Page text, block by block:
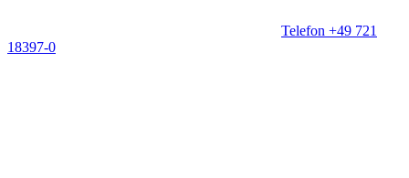
Telefon +49 721
18397-0